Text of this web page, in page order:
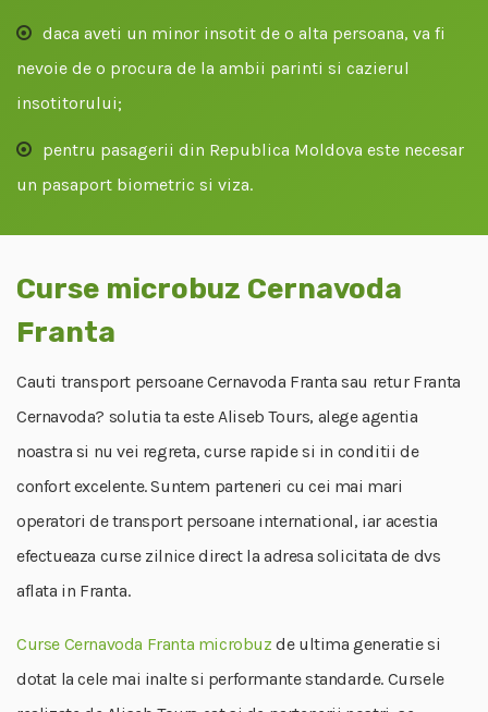
daca aveti un minor insotit de o alta persoana, va fi
nevoie de o procura de la ambii parinti si cazierul
insotitorului;
pentru pasagerii din Republica Moldova este necesar
un pasaport biometric si viza.
Curse microbuz Cernavoda
Franta
Cauti transport persoane Cernavoda Franta sau retur Franta
Cernavoda? solutia ta este Aliseb Tours, alege agentia
noastra si nu vei regreta, curse rapide si in conditii de
confort excelente. Suntem parteneri cu cei mai mari
operatori de transport persoane international, iar acestia
efectueaza curse zilnice direct la adresa solicitata de dvs
aflata in Franta.
Curse Cernavoda Franta microbuz de ultima generatie si
dotat la cele mai inalte si performante standarde. Cursele